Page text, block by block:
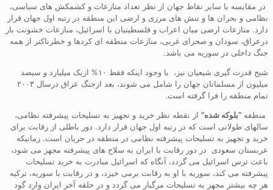
در مقایسه با سایر نقاط جهان از نظر تعداد منازعات و کشمکش های سیاسی،
نظامی و بحران ها و تنش های مرزی و ارضی این منطقه در رتبه اول جهان قرار
دارد. منازعات ارضی میان اعراب و فلسطینیان با اسرائیل، منازعات خشونت بار
درعراق، سودان و صحرای غربی، منازعات منطقه ای کردها و خطرناکتر از همه
جنگ داخلی در سوریه می باشد.
شبح قدرت گیری شیعیان نیز، با وجود اینکه فقط ۱۰% ازیک میلیارد و سیصد
میلیون از مسلمانان جهان را شامل می شوند، بعد ازجنگ عراق درسال ۲۰۰۳
تمام منطقه را فرا گرفته است.
منطفه “بلوکه شده” از نقطه نظر خرید و تجهیز به تسلیحات پیشرفته نظامی،
سالهای طولانی است که در رتبه اول جهان قرار دارد. دور باطلی از رقابت برای
خرید و تجهیز به تسلیحات پیشرفته نظامی در منطقه در جریان است. زمانیکه
عربستان سعودی در دور رقابت با ایران به سلاح های پیشرفته مجهز می شود،
باعث ترس اسرائیل می گردد، آنگاه که اسرائیل مبادرت به خرید تسلیحات
پیشرفته می کند، سوریه با او به رقابت برمی خیزد، و در رقابت با سوریه، ترکیه
هر چه بیشتز مجهز به تسلیحات مرگبار می گردد و در حلقه آخر ایران وارد گود